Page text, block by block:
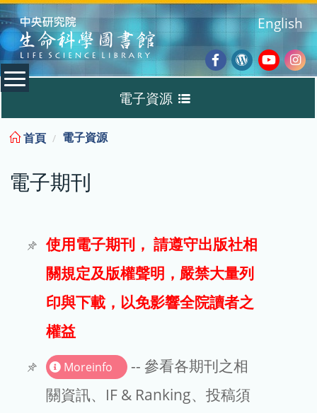
:::
Facebook
Wordpress
English
電子資源
電子期刊
試用
文章處理費
首頁 電子資源
電子期刊
使用電子期刊， 請遵守出版社相
關規定及版權聲明，嚴禁大量列
印與下載，以免影響全院讀者之
權益
Moreinfo
-- 參看各期刊之相
關資訊、IF & Ranking、投稿須